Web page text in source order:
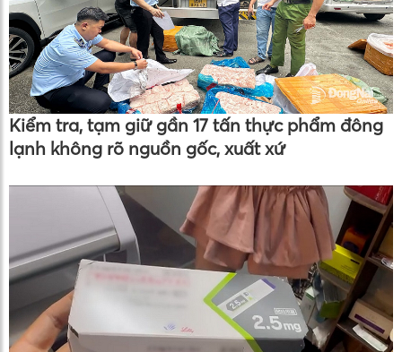
Kiểm tra, tạm giữ gần 17 tấn thực phẩm đông
lạnh không rõ nguồn gốc, xuất xứ